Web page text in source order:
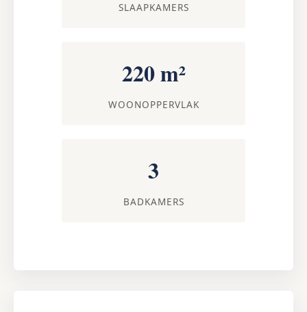
SLAAPKAMERS
220 m²
WOONOPPERVLAK
3
BADKAMERS